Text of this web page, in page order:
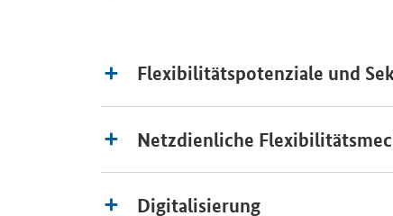
Flexibilitätspotenziale und
Netzdienliche
Digitalisierung